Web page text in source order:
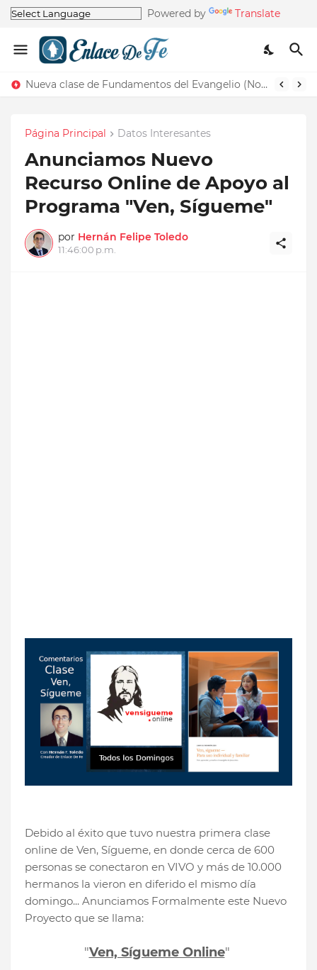
Powered by Translate
Nueva clase de Fundamentos del Evangelio (Nos recuerda la de Principios del Evangelio)
Página Principal Datos Interesantes
Anunciamos Nuevo
Recurso Online de Apoyo al
Programa "Ven, Sígueme"
por Hernán Felipe Toledo
11:46:00 p.m.
Debido al éxito que tuvo nuestra primera clase
online de Ven, Sígueme, en donde cerca de 600
personas se conectaron en VIVO y más de 10.000
hermanos la vieron en diferido el mismo día
domingo... Anunciamos Formalmente este Nuevo
Proyecto que se llama:
"Ven, Sígueme Online"